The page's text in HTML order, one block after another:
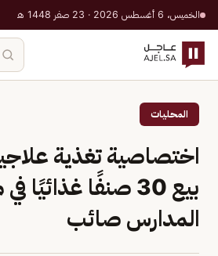
الخميس، 6 أغسطس 2026 · 23 صفر 1448 هـ
المحليات
اختصاصية تغذية
بيع 30 صنفًا
المدارس صائب